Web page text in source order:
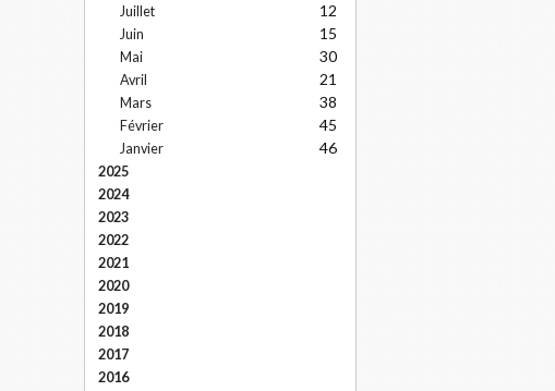
Juillet
12
Juin 15
Mai 30
Avril 21
Mars 38
Février 45
Janvier 46
2025
2024
2023
2022
2021
2020
2019
2018
2017
2016